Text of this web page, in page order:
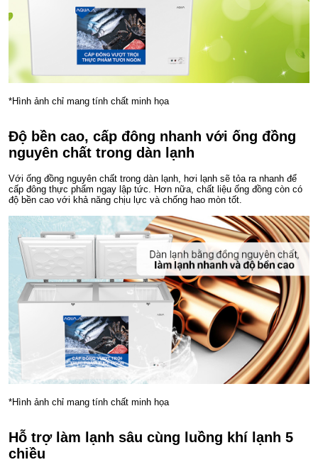
*Hình ảnh chỉ mang tính chất minh họa
Độ bền cao, cấp đông nhanh với ống đồng
nguyên chất trong dàn lạnh
Với ống đồng nguyên chất trong dàn lạnh, hơi lạnh sẽ tỏa ra nhanh để
cấp đông thực phẩm ngay lập tức. Hơn nữa, chất liệu ống đồng còn có
độ bền cao với khả năng chịu lực và chống hao mòn tốt.
*Hình ảnh chỉ mang tính chất minh họa
Hỗ trợ làm lạnh sâu cùng luồng khí lạnh 5
chiều